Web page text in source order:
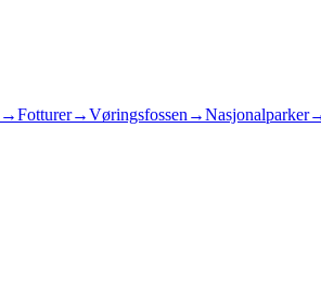
→Fotturer→Vøringsfossen →Nasjonalparker